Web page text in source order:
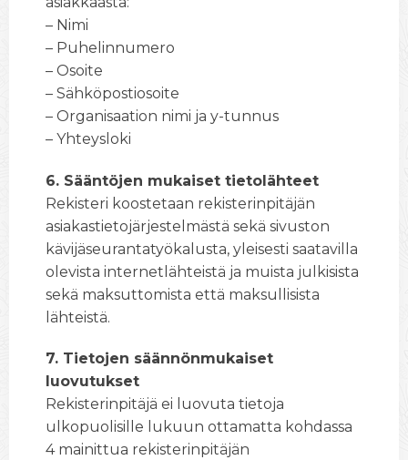
– Nimi
– Puhelinnumero
– Osoite
– Sähköpostiosoite
– Organisaation nimi ja y-tunnus
– Yhteysloki
6. Sääntöjen mukaiset tietolähteet
Rekisteri koostetaan rekisterinpitäjän
asiakastietojärjestelmästä sekä sivuston
kävijäseurantatyökalusta, yleisesti saatavilla
olevista internetlähteistä ja muista julkisista
sekä maksuttomista että maksullisista
lähteistä.
7. Tietojen säännönmukaiset
luovutukset
Rekisterinpitäjä ei luovuta tietoja
ulkopuolisille lukuun ottamatta kohdassa
4 mainittua rekisterinpitäjän